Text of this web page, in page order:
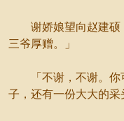
谢娇娘望向赵建硕
三爷厚赠。」
「不谢，不谢。你
子，还有一份大大的采